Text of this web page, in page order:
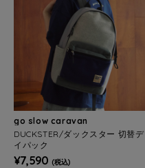
go slow caravan
DUCKSTER/ダックスター 切替デ
イパック
¥7,590 (税込)